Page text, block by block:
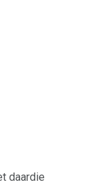
daardie